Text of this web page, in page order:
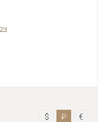
$ ₽ €